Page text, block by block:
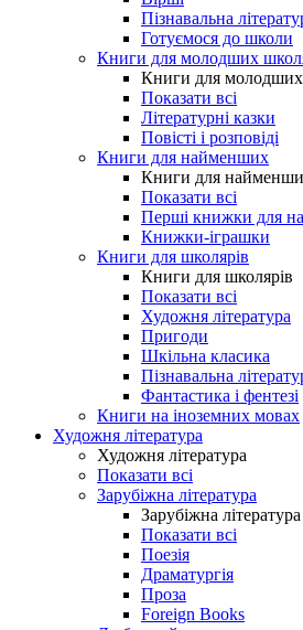
Пізнавальна
Готуємося до школи
Книги для молодших
Книги для молодших
Показати всі
Літературні казки
Повісті і розповіді
Книги для найменших
Книги для
Показати всі
Перші книжки для
Книжки-іграшки
Книги для школярів
Книги для школярів
Показати всі
Художня література
Пригоди
Шкільна класика
Пізнавальна
Фантастика і фентезі
Книги на іноземних мовах
Художня література
Художня література
Показати всі
Зарубіжна література
Зарубіжна література
Показати всі
Поезія
Драматургія
Проза
Foreign Books